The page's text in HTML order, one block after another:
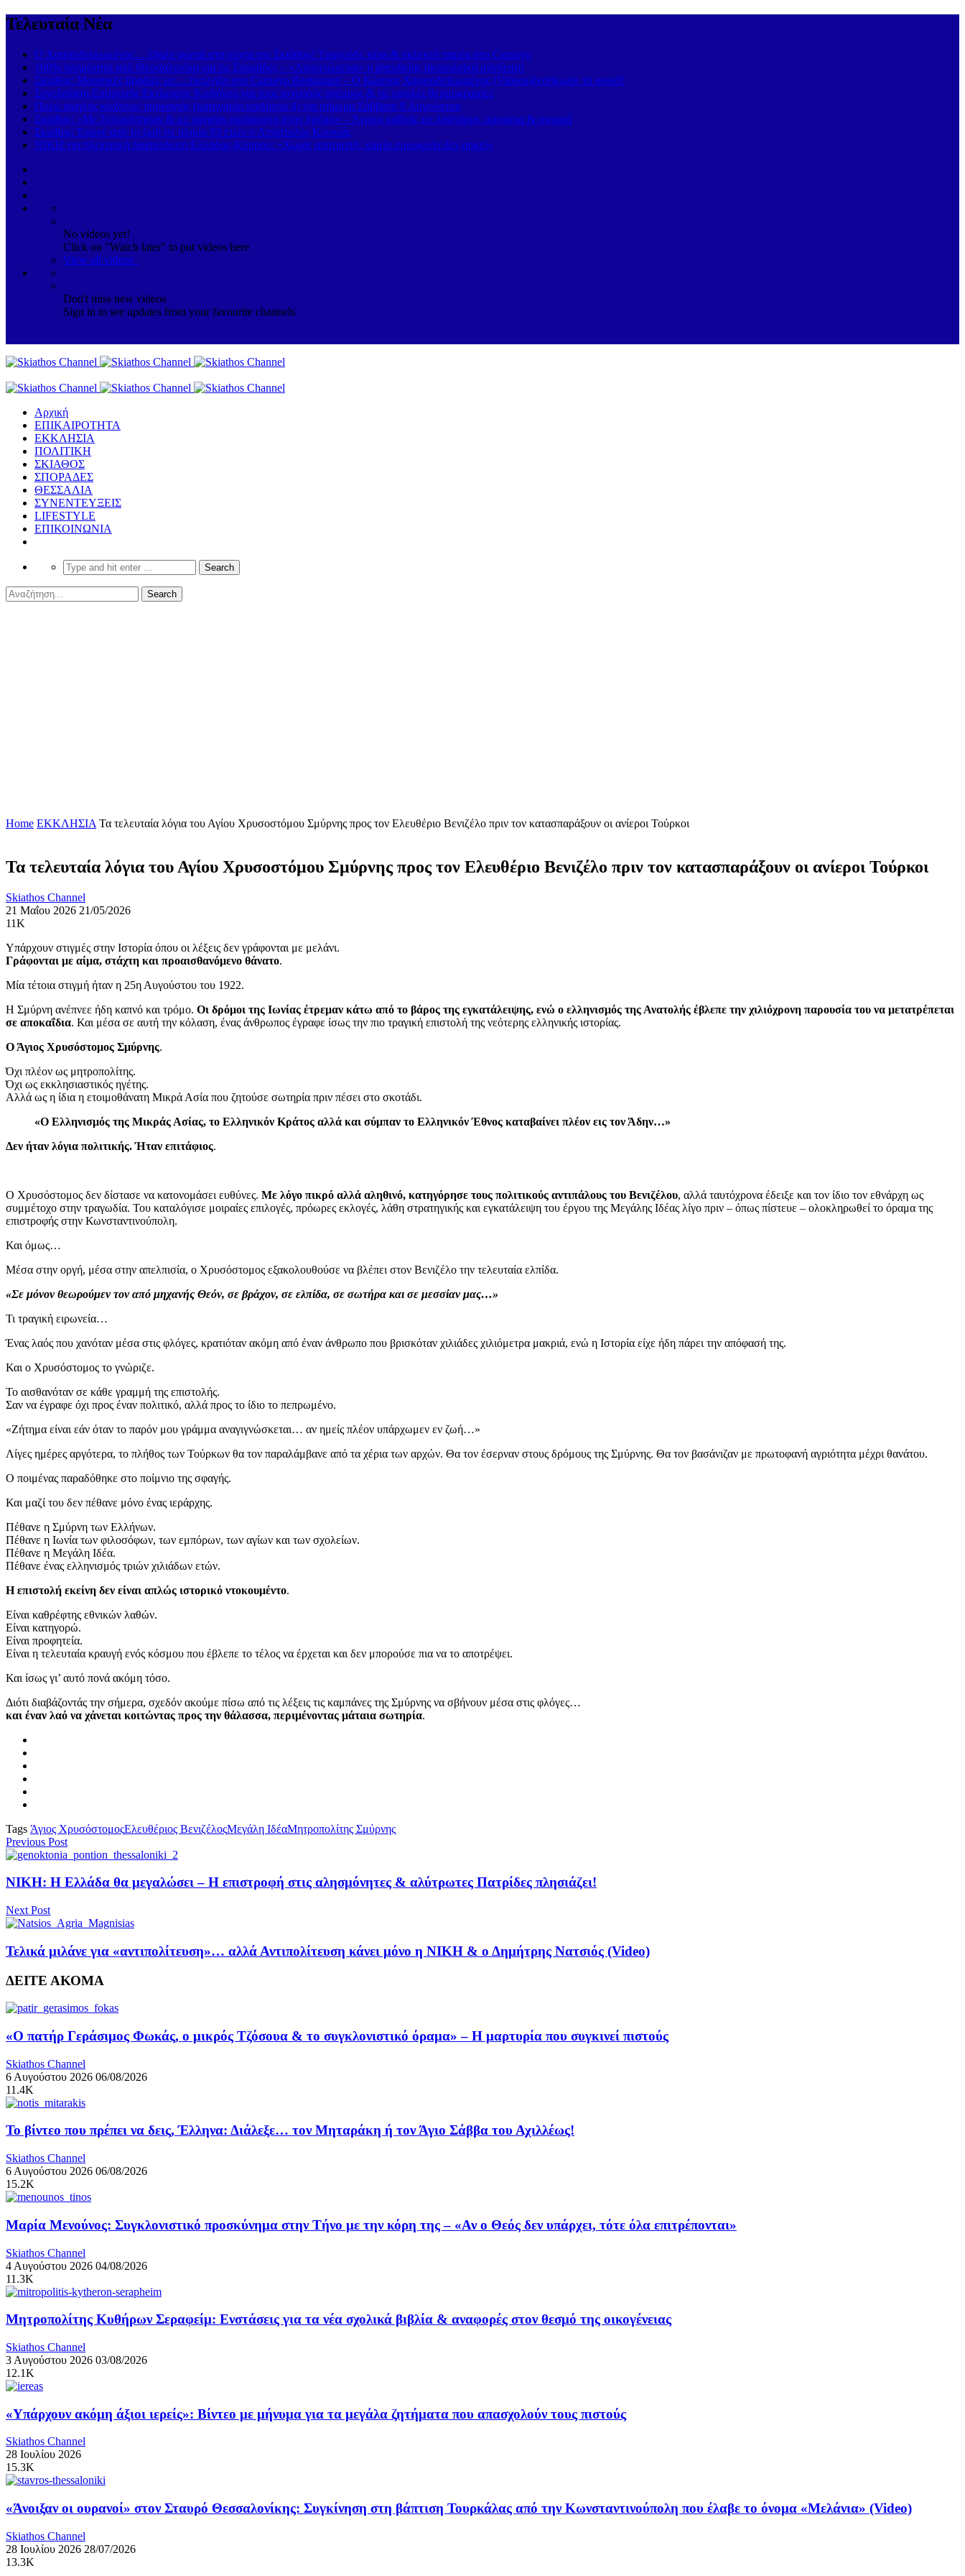
Τελευταία Νέα
Ο Χαριτοδιπλωμένος… έβαλε φωτιά στη νύχτα της Σκιάθου! Τραγούδι, κέφι & εκλεκτή παρέα στο Carnayo
100% πληρότητα από Θεσσαλονίκη για τις Σποράδες – «Απογειώνεται» η απευθείας ακτοπλοϊκή σύνδεση!
Σκιάθος: Μουσικές βραδιές με… έκπληξη στο Carnayo Restaurant – Ο Κώστας Χαριτοδιπλωμένος (Videos)ξεσήκωσε το κοινό!
Συνεδρίαση Επιτροπής Εκτίμησης Κινδύνου για τους ισχυρούς ανέμους & τις υψηλές θερμοκρασίες
Πολύ υψηλός κίνδυνος πυρκαγιάς (κατηγορία κινδύνου 4) για σήμερα Σάββατο 8 Αυγούστου
Σκιάθος: «Με ξυλοκόπησαν & με άφησαν αιμόφυρτο στον δρόμο» – Άγριος καβγάς με λοστάρια, μαχαίρια & σφυριά
Σκιάθος: Έφυγε από τη ζωή σε ηλικία 93 ετών ο Απόστολος Κουκιάς
ΝΙΚΗ για ηλεκτρική διασύνδεση Ελλάδας-Κύπρου: «Χωρίς αποτροπή, καμία συμφωνία δεν αρκεί»
No videos yet!
Click on "Watch later" to put videos here
View all videos
Don't miss new videos
Sign in to see updates from your favourite channels
Αρχική
ΕΠΙΚΑΙΡΟΤΗΤΑ
ΕΚΚΛΗΣΙΑ
ΠΟΛΙΤΙΚΗ
ΣΚΙΑΘΟΣ
ΣΠΟΡΑΔΕΣ
ΘΕΣΣΑΛΙΑ
ΣΥΝΕΝΤΕΥΞΕΙΣ
LIFESTYLE
ΕΠΙΚΟΙΝΩΝΙΑ
Home ΕΚΚΛΗΣΙΑ Τα τελευταία λόγια του Αγίου Χρυσοστόμου Σμύρνης προς τον Ελευθέριο Βενιζέλο πριν τον κατασπαράξουν οι ανίεροι Τούρκοι
Τα τελευταία λόγια του Αγίου Χρυσοστόμου Σμύρνης προς τον Ελευθέριο Βενιζέλο πριν τον κατασπαράξουν οι ανίεροι Τούρκοι
Skiathos Channel
21 Μαΐου 2026 21/05/2026
11K
Υπάρχουν στιγμές στην Ιστορία όπου οι λέξεις δεν γράφονται με μελάνι.
Γράφονται με αίμα, στάχτη και προαισθανόμενο θάνατο.
Μία τέτοια στιγμή ήταν η 25η Αυγούστου του 1922.
Η Σμύρνη ανέπνεε ήδη καπνό και τρόμο. Οι δρόμοι της Ιωνίας έτρεμαν κάτω από το βάρος της εγκατάλειψης, ενώ ο ελληνισμός της Ανατολής έβλεπε την χιλιόχρονη παρουσία του να μετατρέπεται
σε αποκαΐδια. Και μέσα σε αυτή την κόλαση, ένας άνθρωπος έγραφε ίσως την πιο τραγική επιστολή της νεότερης ελληνικής ιστορίας.
Ο Άγιος Χρυσόστομος Σμύρνης.
Όχι πλέον ως μητροπολίτης.
Όχι ως εκκλησιαστικός ηγέτης.
Αλλά ως η ίδια η ετοιμοθάνατη Μικρά Ασία που ζητούσε σωτηρία πριν πέσει στο σκοτάδι.
«Ο Ελληνισμός της Μικράς Ασίας, το Ελληνικόν Κράτος αλλά και σύμπαν το Ελληνικόν Έθνος καταβαίνει πλέον εις τον Άδην…»
Δεν ήταν λόγια πολιτικής. Ήταν επιτάφιος.
Ο Χρυσόστομος δεν δίστασε να κατονομάσει ευθύνες. Με λόγο πικρό αλλά αληθινό, κατηγόρησε τους πολιτικούς αντιπάλους του Βενιζέλου, αλλά ταυτόχρονα έδειξε και τον ίδιο τον εθνάρχη ως
συμμέτοχο στην τραγωδία. Του καταλόγισε μοιραίες επιλογές, πρόωρες εκλογές, λάθη στρατηγικής και εγκατάλειψη του έργου της Μεγάλης Ιδέας λίγο πριν – όπως πίστευε – ολοκληρωθεί το όραμα της
επιστροφής στην Κωνσταντινούπολη.
Και όμως…
Μέσα στην οργή, μέσα στην απελπισία, ο Χρυσόστομος εξακολουθούσε να βλέπει στον Βενιζέλο την τελευταία ελπίδα.
«Σε μόνον θεωρούμεν τον από μηχανής Θεόν, σε βράχον, σε ελπίδα, σε σωτήρα και σε μεσσίαν μας…»
Τι τραγική ειρωνεία…
Ένας λαός που χανόταν μέσα στις φλόγες, κρατιόταν ακόμη από έναν άνθρωπο που βρισκόταν χιλιάδες χιλιόμετρα μακριά, ενώ η Ιστορία είχε ήδη πάρει την απόφασή της.
Και ο Χρυσόστομος το γνώριζε.
Το αισθανόταν σε κάθε γραμμή της επιστολής.
Σαν να έγραφε όχι προς έναν πολιτικό, αλλά προς το ίδιο το πεπρωμένο.
«Ζήτημα είναι εάν όταν το παρόν μου γράμμα αναγιγνώσκεται… αν ημείς πλέον υπάρχωμεν εν ζωή…»
Λίγες ημέρες αργότερα, το πλήθος των Τούρκων θα τον παραλάμβανε από τα χέρια των αρχών. Θα τον έσερναν στους δρόμους της Σμύρνης. Θα τον βασάνιζαν με πρωτοφανή αγριότητα μέχρι θανάτου.
Ο ποιμένας παραδόθηκε στο ποίμνιο της σφαγής.
Και μαζί του δεν πέθανε μόνο ένας ιεράρχης.
Πέθανε η Σμύρνη των Ελλήνων.
Πέθανε η Ιωνία των φιλοσόφων, των εμπόρων, των αγίων και των σχολείων.
Πέθανε η Μεγάλη Ιδέα.
Πέθανε ένας ελληνισμός τριών χιλιάδων ετών.
Η επιστολή εκείνη δεν είναι απλώς ιστορικό ντοκουμέντο.
Είναι καθρέφτης εθνικών λαθών.
Είναι κατηγορώ.
Είναι προφητεία.
Είναι η τελευταία κραυγή ενός κόσμου που έβλεπε το τέλος να έρχεται και δεν μπορούσε πια να το αποτρέψει.
Και ίσως γι’ αυτό πονά ακόμη τόσο.
Διότι διαβάζοντάς την σήμερα, σχεδόν ακούμε πίσω από τις λέξεις τις καμπάνες της Σμύρνης να σβήνουν μέσα στις φλόγες…
και έναν λαό να χάνεται κοιτώντας προς την θάλασσα, περιμένοντας μάταια σωτηρία.
Tags Άγιος ΧρυσόστομοςΕλευθέριος ΒενιζέλοςΜεγάλη ΙδέαΜητροπολίτης Σμύρνης
Previous Post
ΝΙΚΗ: Η Ελλάδα θα μεγαλώσει – Η επιστροφή στις αλησμόνητες & αλύτρωτες Πατρίδες πλησιάζει!
Next Post
Τελικά μιλάνε για «αντιπολίτευση»… αλλά Αντιπολίτευση κάνει μόνο η ΝΙΚΗ & ο Δημήτρης Νατσιός (Video)
ΔΕΙΤΕ ΑΚΟΜΑ
«Ο πατήρ Γεράσιμος Φωκάς, ο μικρός Τζόσουα & το συγκλονιστικό όραμα» – Η μαρτυρία που συγκινεί πιστούς
Skiathos Channel
6 Αυγούστου 2026 06/08/2026
11.4K
Το βίντεο που πρέπει να δεις, Έλληνα: Διάλεξε… τον Μηταράκη ή τον Άγιο Σάββα του Αχιλλέως!
Skiathos Channel
6 Αυγούστου 2026 06/08/2026
15.2K
Μαρία Μενούνος: Συγκλονιστικό προσκύνημα στην Τήνο με την κόρη της – «Αν ο Θεός δεν υπάρχει, τότε όλα επιτρέπονται»
Skiathos Channel
4 Αυγούστου 2026 04/08/2026
11.3K
Μητροπολίτης Κυθήρων Σεραφείμ: Ενστάσεις για τα νέα σχολικά βιβλία & αναφορές στον θεσμό της οικογένειας
Skiathos Channel
3 Αυγούστου 2026 03/08/2026
12.1K
«Υπάρχουν ακόμη άξιοι ιερείς»: Βίντεο με μήνυμα για τα μεγάλα ζητήματα που απασχολούν τους πιστούς
Skiathos Channel
28 Ιουλίου 2026
15.3K
«Άνοιξαν οι ουρανοί» στον Σταυρό Θεσσαλονίκης: Συγκίνηση στη βάπτιση Τουρκάλας από την Κωνσταντινούπολη που έλαβε το όνομα «Μελάνια» (Video)
Skiathos Channel
28 Ιουλίου 2026 28/07/2026
13.3K